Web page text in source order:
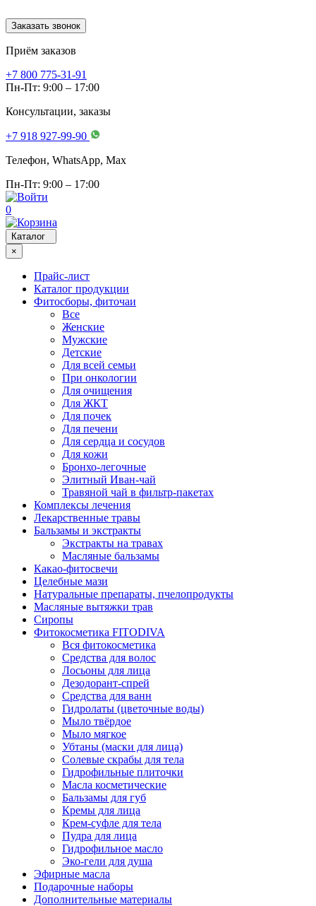
Заказать звонок
Приём заказов
+7 800 775-31-91
Пн-Пт: 9:00 – 17:00
Консультации, заказы
+7 918 927-99-90
Телефон, WhatsApp, Мах
Пн-Пт: 9:00 – 17:00
0
Каталог
×
Прайс-лист
Каталог продукции
Фитосборы, фиточаи
Все
Женские
Мужские
Детские
Для всей семьи
При онкологии
Для очищения
Для ЖКТ
Для почек
Для печени
Для сердца и сосудов
Для кожи
Бронхо-легочные
Элитный Иван-чай
Травяной чай в фильтр-пакетах
Комплексы лечения
Лекарственные травы
Бальзамы и экстракты
Экстракты на травах
Масляные бальзамы
Какао-фитосвечи
Целебные мази
Натуральные препараты, пчелопродукты
Масляные вытяжки трав
Сиропы
Фитокосметика FITODIVA
Вся фитокосметика
Средства для волос
Лосьоны для лица
Дезодорант-спрей
Средства для ванн
Гидролаты (цветочные воды)
Мыло твёрдое
Мыло мягкое
Убтаны (маски для лица)
Солевые скрабы для тела
Гидрофильные плиточки
Масла косметические
Бальзамы для губ
Кремы для лица
Крем-суфле для тела
Пудра для лица
Гидрофильное масло
Эко-гели для душа
Эфирные масла
Подарочные наборы
Дополнительные материалы